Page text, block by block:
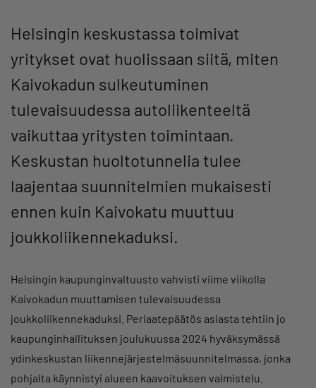
Helsingin keskustassa toimivat
yritykset ovat huolissaan siitä, miten
Kaivokadun sulkeutuminen
tulevaisuudessa autoliikenteeltä
vaikuttaa yritysten toimintaan.
Keskustan huoltotunnelia tulee
laajentaa suunnitelmien mukaisesti
ennen kuin Kaivokatu muuttuu
joukkoliikennekaduksi.
Helsingin kaupunginvaltuusto vahvisti viime viikolla
Kaivokadun muuttamisen tulevaisuudessa
joukkoliikennekaduksi. Periaatepäätös asiasta tehtiin jo
kaupunginhallituksen joulukuussa 2024 hyväksymässä
ydinkeskustan liikennejärjestelmäsuunnitelmassa, jonka
pohjalta käynnistyi alueen kaavoituksen valmistelu.